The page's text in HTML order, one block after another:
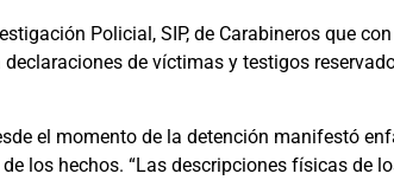
Policial, SIP, de Carabineros que
de víctimas y testigos
el momento de la detención manifestó
los hechos. “Las descripciones físicas de